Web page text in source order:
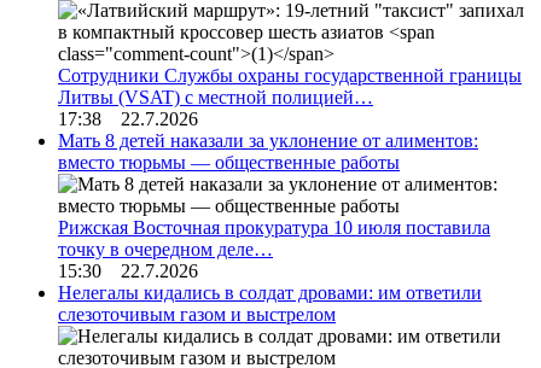
Сотрудники Службы охраны государственной границы
Литвы (VSAT) с местной полицией…
17:38 22.7.2026
Мать 8 детей наказали за уклонение от алиментов:
вместо тюрьмы — общественные работы
Рижская Восточная прокуратура 10 июля поставила
точку в очередном деле…
15:30 22.7.2026
Нелегалы кидались в солдат дровами: им ответили
слезоточивым газом и выстрелом